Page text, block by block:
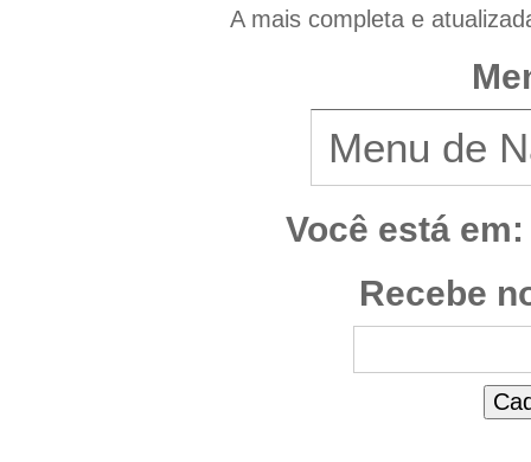
A mais completa e
Você está em:
Recebe